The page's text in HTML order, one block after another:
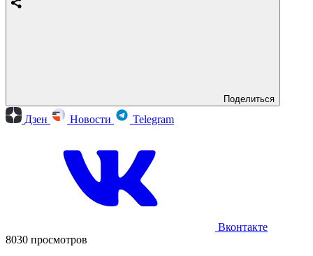
Поделиться
Дзен Новости Telegram
Вконтакте
8030 просмотров